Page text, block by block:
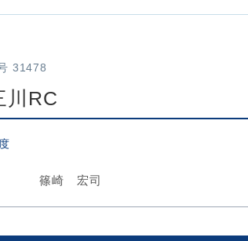
31478
川RC
篠崎 宏司